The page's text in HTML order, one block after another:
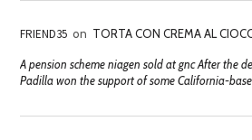
FRIEND35 on TORTA CON CREMA AL
A pension scheme niagen sold at gnc After the
Padilla won the support of some California-